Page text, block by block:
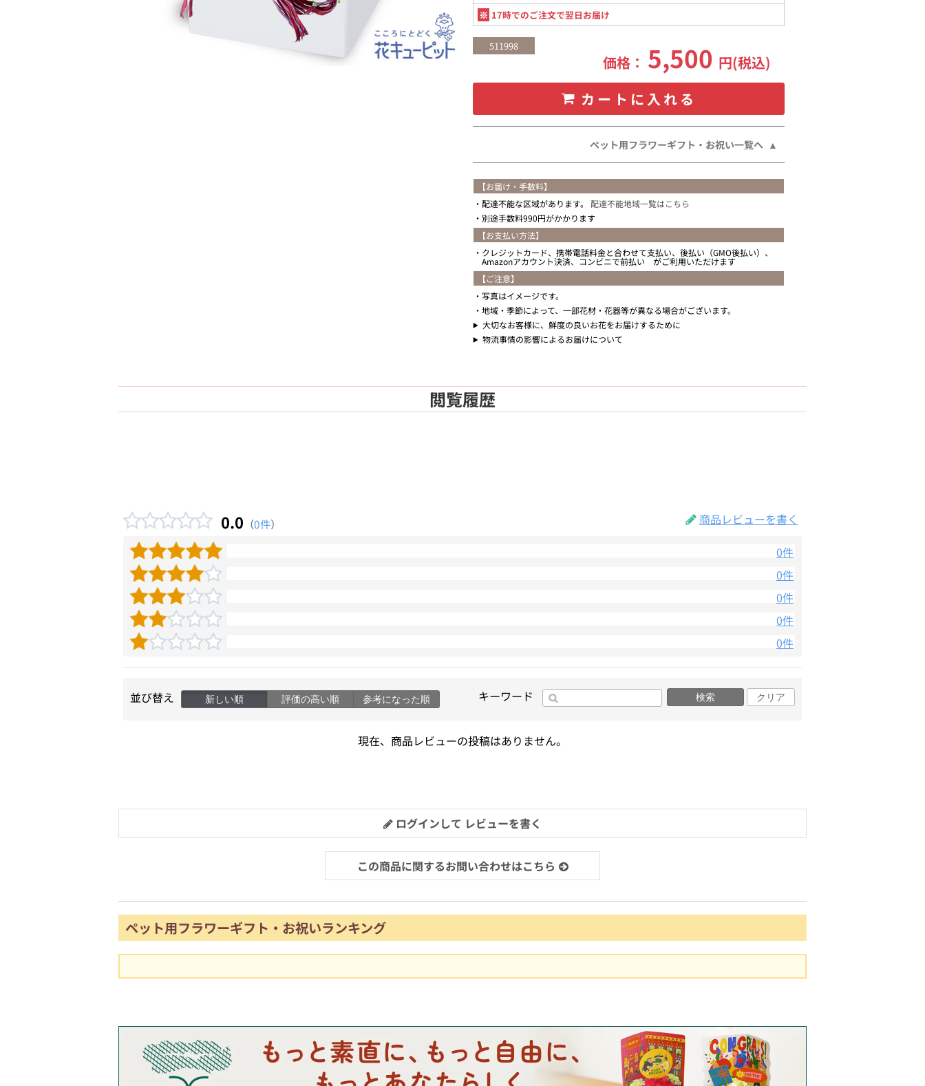
※ 17時でのご注文で翌日お届け
511998
価格： 5,500 円(税込)
カートに入れる
ペット用フラワーギフト・お祝い一覧へ
【お届け・手数料】
配達不能な区域があります。 配達不能地域一覧はこちら
別途手数料990円がかかります
【お支払い方法】
クレジットカード、携帯電話料金と合わせて支払い、後払い（GMO後払い）、
Amazonアカウント決済、コンビニで前払い がご利用いただけます
【ご注意】
写真はイメージです。
地域・季節によって、一部花材・花器等が異なる場合がございます。
大切なお客様に、鮮度の良いお花をお届けするために
物流事情の影響によるお届けについて
閲覧履歴
0.0 （0件）
商品レビューを書く
0件
0件
0件
0件
0件
並び替え 新しい順 評価の高い順 参考になった順 キーワード 検索 クリア
現在、商品レビューの投稿はありません。
ログインして レビューを書く
この商品に関するお問い合わせはこちら
ペット用フラワーギフト・お祝いランキング